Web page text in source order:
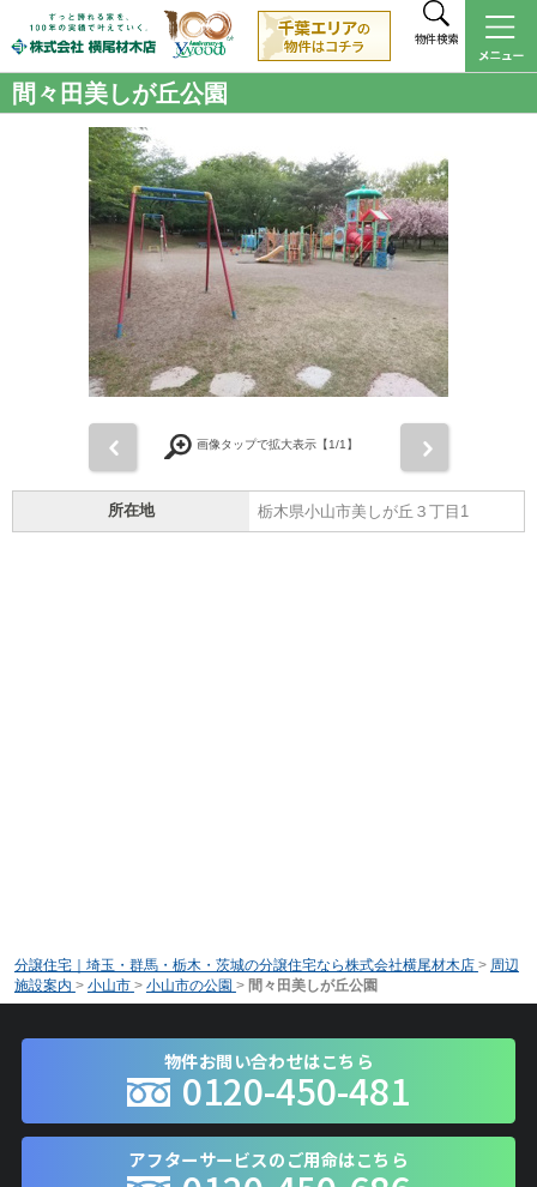
物件検索
間々田美しが丘公園
画像タップで拡大表示【1/1】
所在地 栃木県小山市美しが丘３丁目1
分譲住宅｜埼玉・群馬・栃木・茨城の分譲住宅なら株式会社横尾材木店 > 周辺
施設案内 > 小山市 > 小山市の公園 > 間々田美しが丘公園
物件お問い合わせはこちら
0120-450-481
アフターサービスのご用命はこちら